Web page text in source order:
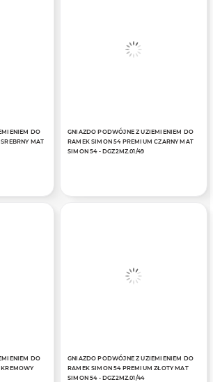
DO
MAT
GNIAZDO PODWÓJNE Z UZIEMIENIEM DO
RAMEK SIMON 54 PREMIUM CZARNY MAT
SIMON 54 - DGZ2MZ.01/49
DO
GNIAZDO PODWÓJNE Z UZIEMIENIEM DO
RAMEK SIMON 54 PREMIUM ZŁOTY MAT
SIMON 54 - DGZ2MZ.01/44